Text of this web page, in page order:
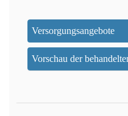
Versorgungsangebote
Vorschau der